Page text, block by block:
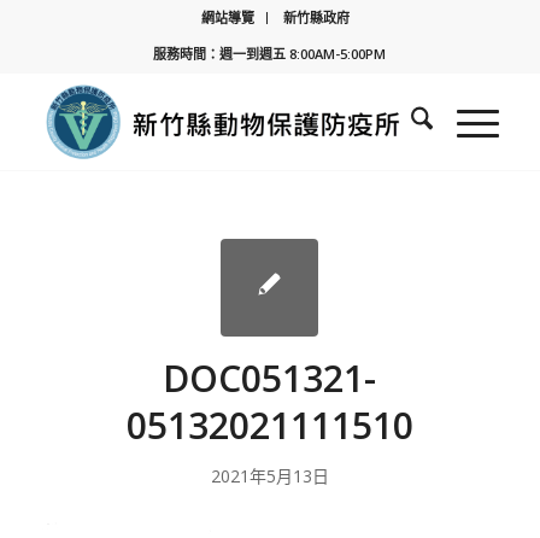
網站導覽
新竹縣政府
服務時間：週一到週五 8:00AM-5:00PM
DOC051321-
05132021111510
2021年5月13日